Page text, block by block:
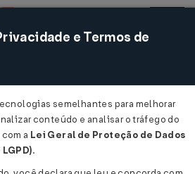
Acessar
e Termos de
semelhantes para melhorar
conteúdo e analisar o tráfego do
a Lei Geral de Proteção de Dados
.